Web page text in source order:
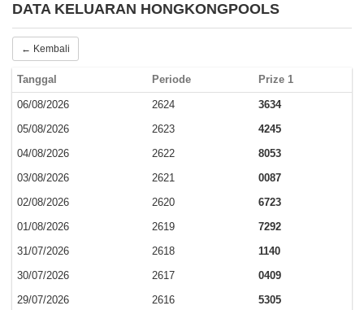
DATA KELUARAN HONGKONGPOOLS
← Kembali
Tanggal Periode Prize 1
06/08/2026 2624
3634
05/08/2026
2623
4245
04/08/2026
2622
8053
03/08/2026
2621
0087
02/08/2026
2620
6723
01/08/2026
2619
7292
31/07/2026
2618
1140
30/07/2026
2617
0409
29/07/2026
2616
5305